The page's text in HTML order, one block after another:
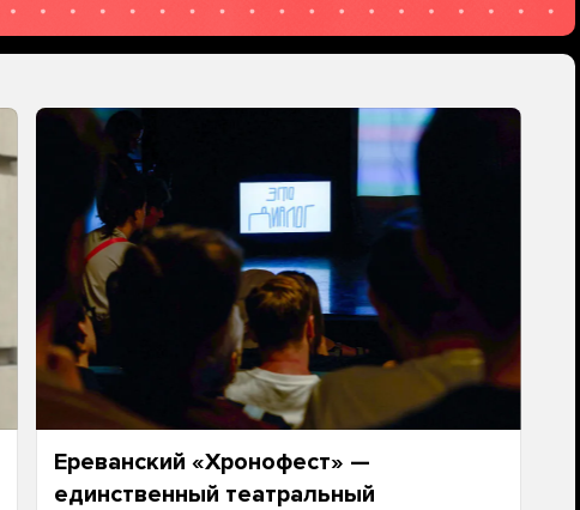
Ереванский «Хронофест» —
единственный театральный